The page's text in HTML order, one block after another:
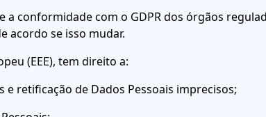
conformidade com o GDPR dos órgãos
acordo se isso mudar.
(EEE), tem direito a:
e retificação de Dados Pessoais imprecisos;